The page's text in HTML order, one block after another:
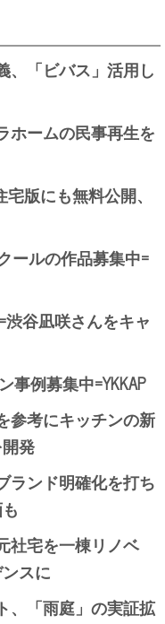
、「ビバス」活用し
ホームの民事再生を
版にも無料公開、
ールの作品募集中=
谷凪咲さんをキャ
事例募集中=YKKAP
参考にキッチンの新
発
ランド明確化を打ち
社宅を一棟リノベ
スに
、「雨庭」の実証拡